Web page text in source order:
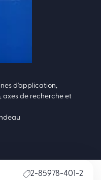
d'application,
de recherche et
2-85978-401-2